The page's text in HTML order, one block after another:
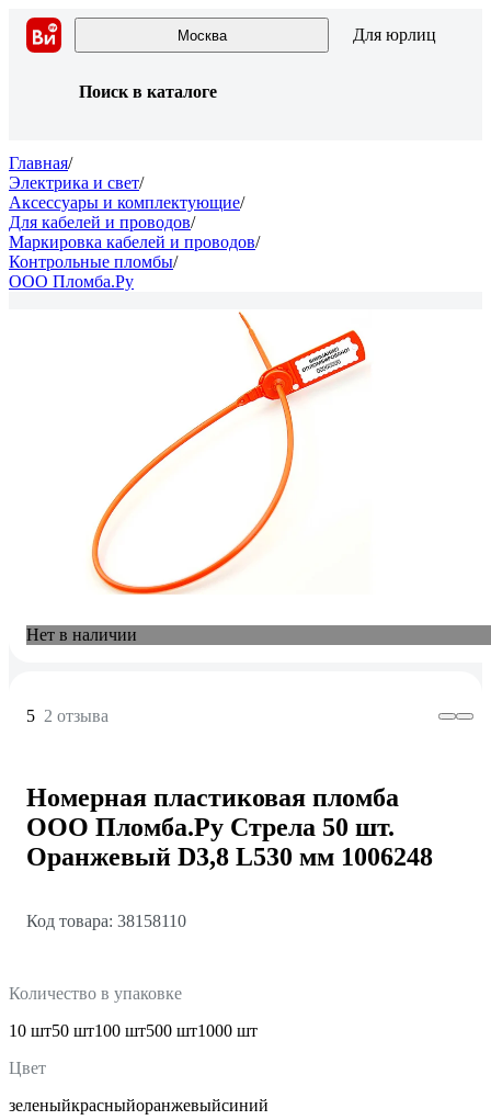
Москва Для юрлиц
Поиск в каталоге
Главная/
Электрика и свет/
Аксессуары и комплектующие/
Для кабелей и проводов/
Маркировка кабелей и проводов/
Контрольные пломбы/
ООО Пломба.Ру
Нет в наличии
5 2 отзыва
Номерная пластиковая пломба
ООО Пломба.Ру Стрела 50 шт.
Оранжевый D3,8 L530 мм 1006248
Код товара: 38158110
Количество в упаковке
10 шт50 шт100 шт500 шт1000 шт
Цвет
зеленыйкрасныйоранжевыйсиний